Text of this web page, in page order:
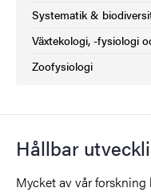
Systematik &
Växtekologi, -fysiologi
Zoofysiologi
Hållbar
Mycket av vår